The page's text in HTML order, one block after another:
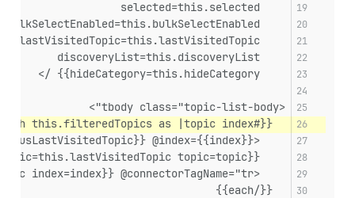
<tbody class="topic-list-body">
  {{#each this.filteredTopics as |topic index|}}
    <TopicListItem @topic={{topic}} @bulkSelectEnabled={{this.bulkSelectEnabled}} @showTopicPostBadges={{this.showTopicPostBadges}} @hideCategory={{this.hideCategory}} @showPosters={{this.showPosters}} @showLikes={{this.showLikes}} @showOpLikes={{this.showOpLikes}} @expandGloballyPinned={{this.expandGloballyPinned}} @expandAllPinned={{this.expandAllPinned}} @lastVisitedTopic={{this.lastVisitedTopic}} @selected={{this.selected}} @lastChecked={{this.lastChecked}} @tagsForUser={{this.tagsForUser}} @focusLastVisitedTopic={{this.focusLastVisitedTopic}} @index={{index}} />
    {{raw "list/visited-line" lastVisitedTopic=this.lastVisitedTopic topic=topic}}
    <PluginOutlet @name="after-topic-list-item" @args={{hash topic=topic index=index}} @connectorTagName="tr" />
  {{/each}}